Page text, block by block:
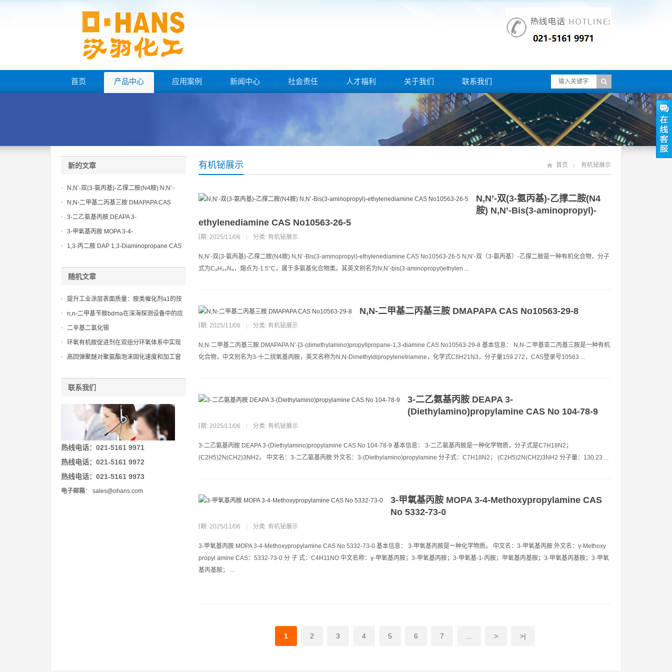
首页 产品中心 应用案例 新闻中心 社会责任 人才福利 关于我们 联系我们
有机铋展示 首页 有机铋展示
N,N’-双(3-氨丙基)-乙撑二胺(N4
胺) N,N’-Bis(3-aminopropyl)-
ethylenediamine CAS No10563-26-5
日期: 2025/11/06 分类: 有机铋展示
N,N’-双(3-氨丙基)-乙撑二胺(N4胺) N,N’-Bis(3-aminopropyl)-ethylenediamine CAS No10563-26-5 N,N’-双（3-氨丙基）-乙撑二胺是一种有机化合物，分子
式为C₈H₂₆N₄，熔点为-1.5°C，属于多氨基化合物类。其英文别名为N,N’-bis(3-aminopropyl)ethylen ...
N,N-二甲基二丙基三胺 DMAPAPA CAS No10563-29-8
日期: 2025/11/06 分类: 有机铋展示
N,N-二甲基二丙基三胺 DMAPAPA N’-[3-(dimethylamino)propyllpropane-1,3-diamine CAS No10563-29-8 基本信息： N,N-二甲基亚二丙基三胺是一种有机
化合物，中文别名为3-十二烷氧基丙胺，英文名称为N,N-Dimethyldipropylenetriamine，化学式C8H21N3，分子量159.272，CAS登录号10563 ...
3-二乙氨基丙胺 DEAPA 3-
(Diethylamino)propylamine CAS No 104-78-9
日期: 2025/11/06 分类: 有机铋展示
3-二乙氨基丙胺 DEAPA 3-(Diethylamino)propylamine CAS No 104-78-9 基本信息： 3-二乙氨基丙胺是一种化学物质，分子式是C7H18N2；
(C2H5)2N(CH2)3NH2。 中文名：3-二乙氨基丙胺 外文名：3-(Diethylamino)propylamine 分子式：C7H18N2； (C2H5)2N(CH2)3NH2 分子量：130.23 ...
3-甲氧基丙胺 MOPA 3-4-Methoxypropylamine CAS
No 5332-73-0
日期: 2025/11/06 分类: 有机铋展示
3-甲氧基丙胺 MOPA 3-4-Methoxypropylamine CAS No 5332-73-0 基本信息： 3-甲氧基丙胺是一种化学物质。 中文名：3-甲氧基丙胺 外文名：γ-Methoxy
propyl amine CAS：5332-73-0 分 子 式：C4H11NO 中文名称：γ-甲氧基丙胺；3-甲氧基丙胺；3-甲氧基-1-丙胺；甲氧基丙基胺；3-甲氧基丙基胺；3-甲氧
基丙基胺； ...
1 2 3 4 5 6 7 > >|
新的文章
N,N’-双(3-氨丙基)-乙撑二胺(N4胺) N,N’-
Bis(3-aminopropyl)-ethylenediamine CAS
No10563-26-5
N,N-二甲基二丙基三胺 DMAPAPA CAS
No10563-29-8
3-二乙氨基丙胺 DEAPA 3-
(Diethylamino)propylamine CAS No 104-
3-甲氧基丙胺 MOPA 3-4-
Methoxypropylamine CAS No 5332-73-0
1,3-丙二胺 DAP 1,3-Diaminopropane CAS
随机文章
提升工业涂层表面质量：胺类催化剂a1的技
术优势
n,n-二甲基苄胺bdma在深海探测设备中的应
用潜力：探索未知世界的得力助手
二辛基二氯化锡
环氧有机胺促进剂在双组分环氧体系中实现
快速固化与高强度粘接的机制研究
高回弹聚醚对聚氨酯泡沫固化速度和加工窗
联系我们
热线电话：021-5161 9971
热线电话：021-5161 9972
热线电话：021-5161 9973
电子邮箱： sales@ohans.com